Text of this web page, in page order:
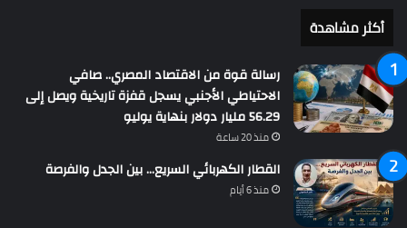
أكثر مشاهدة
رسالة قوة من الاقتصاد المصري.. صافي
الاحتياطي الأجنبي يسجل قفزة تاريخية ويصل إلى
56.29 مليار دولار بنهاية يوليو
منذ 20 ساعة
القطار الكهربائي السريع… بين الجدل والفرصة
منذ 6 أيام